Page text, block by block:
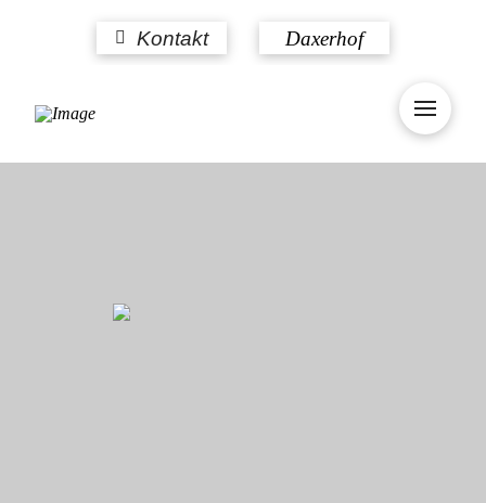
Kontakt Daxerhof